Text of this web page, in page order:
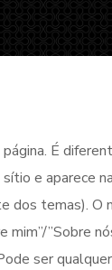
É
e aparece
dos temas). O
mim”/”Sobre
ser